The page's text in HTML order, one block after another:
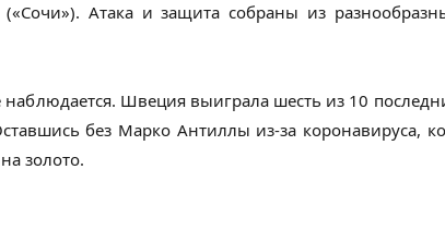
Атака и защита собраны из
Швеция выиграла шесть из 10
без Марко Антиллы из-за коронавируса,
золото.